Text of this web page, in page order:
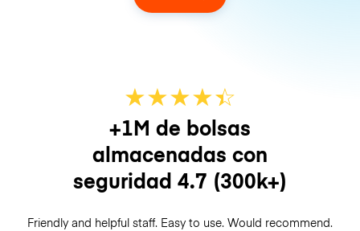
★★★★☆
★
+1M de bolsas
almacenadas con
seguridad 4.7 (300k+)
Friendly and helpful staff. Easy to use. Would recommend.